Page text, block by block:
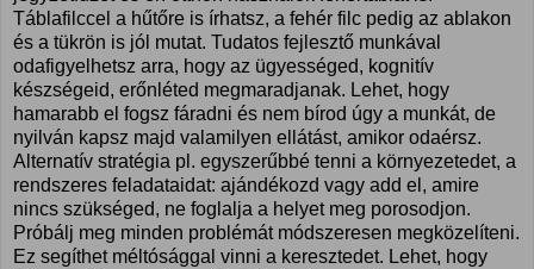
Táblafilccel a hűtőre is írhatsz, a fehér filc pedig az ablakon
és a tükrön is jól mutat. Tudatos fejlesztő munkával
odafigyelhetsz arra, hogy az ügyességed, kognitív
készségeid, erőnléted megmaradjanak. Lehet, hogy
hamarabb el fogsz fáradni és nem bírod úgy a munkát, de
nyilván kapsz majd valamilyen ellátást, amikor odaérsz.
Alternatív stratégia pl. egyszerűbbé tenni a környezetedet, a
rendszeres feladataidat: ajándékozd vagy add el, amire
nincs szükséged, ne foglalja a helyet meg porosodjon.
Próbálj meg minden problémát módszeresen megközelíteni.
Ez segíthet méltósággal vinni a keresztedet. Lehet, hogy